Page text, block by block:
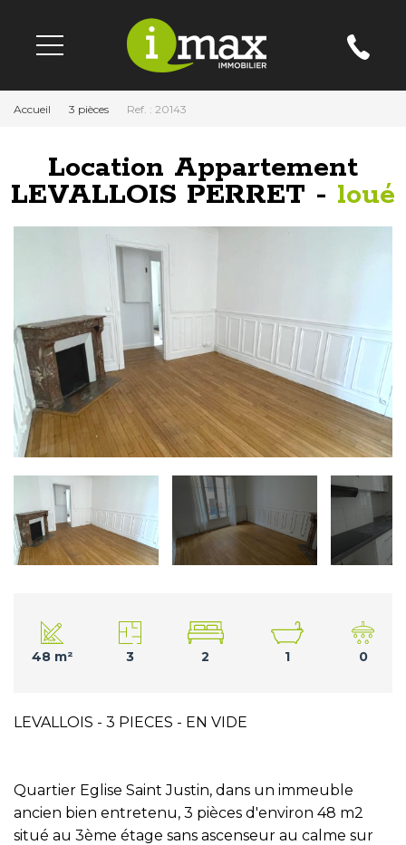
Accueil 3 pièces Ref. : 20143
Location Appartement
LEVALLOIS PERRET - loué
48 m² 3 2 1 0
LEVALLOIS - 3 PIECES - EN VIDE
Quartier Eglise Saint Justin, dans un immeuble
ancien bien entretenu, 3 pièces d'environ 48 m2
situé au 3ème étage sans ascenseur au calme sur